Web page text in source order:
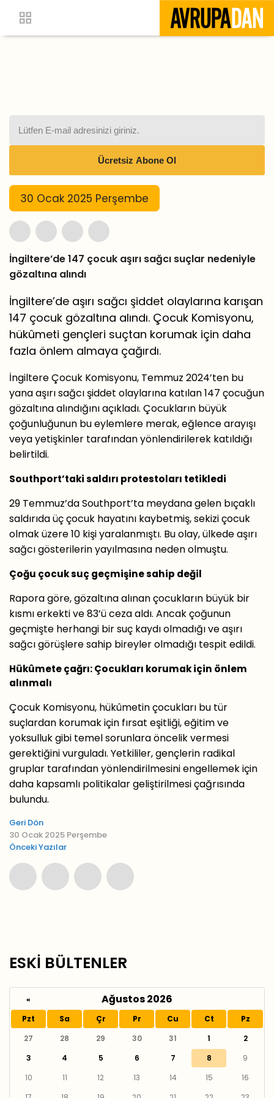
30 Ocak 2025 Perşembe
İngiltere’de 147 çocuk aşırı sağcı suçlar nedeniyle
gözaltına alındı
İngiltere’de aşırı sağcı şiddet olaylarına karışan
147 çocuk gözaltına alındı. Çocuk Komisyonu,
hükûmeti gençleri suçtan korumak için daha
fazla önlem almaya çağırdı.
İngiltere Çocuk Komisyonu, Temmuz 2024’ten bu
yana aşırı sağcı şiddet olaylarına katılan 147 çocuğun
gözaltına alındığını açıkladı. Çocukların büyük
çoğunluğunun bu eylemlere merak, eğlence arayışı
veya yetişkinler tarafından yönlendirilerek katıldığı
belirtildi.
Southport’taki saldırı protestoları tetikledi
29 Temmuz’da Southport’ta meydana gelen bıçaklı
saldırıda üç çocuk hayatını kaybetmiş, sekizi çocuk
olmak üzere 10 kişi yaralanmıştı. Bu olay, ülkede aşırı
sağcı gösterilerin yayılmasına neden olmuştu.
Çoğu çocuk suç geçmişine sahip değil
Rapora göre, gözaltına alınan çocukların büyük bir
kısmı erkekti ve 83’ü ceza aldı. Ancak çoğunun
geçmişte herhangi bir suç kaydı olmadığı ve aşırı
sağcı görüşlere sahip bireyler olmadığı tespit edildi.
Hükûmete çağrı: Çocukları korumak için önlem
alınmalı
Çocuk Komisyonu, hükûmetin çocukları bu tür
suçlardan korumak için fırsat eşitliği, eğitim ve
yoksulluk gibi temel sorunlara öncelik vermesi
gerektiğini vurguladı. Yetkililer, gençlerin radikal
gruplar tarafından yönlendirilmesini engellemek için
daha kapsamlı politikalar geliştirilmesi çağrısında
bulundu.
Geri Dön
30 Ocak 2025 Perşembe
Önceki Yazılar
ESKİ BÜLTENLER
« Ağustos 2026
Pzt Sa Çr Pr Cu Ct
Pz
27
28 29 30 31 1
2
3
4 5 6 7 8
9
10
11 12 13 14 15
16